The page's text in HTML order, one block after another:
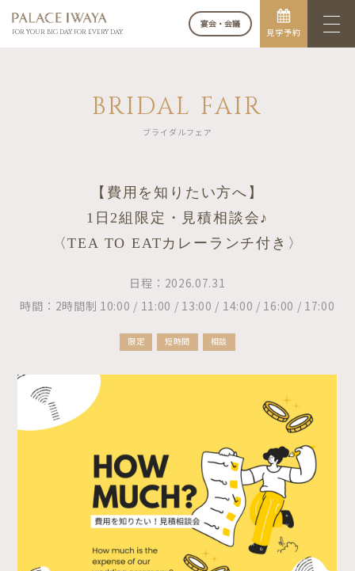
FOR YOUR BIG DAY. FOR EVERY DAY.
宴会・会議
見学予約
BRIDAL FAIR
ブライダルフェア
【費用を知りたい方へ】
1日2組限定・見積相談会♪
〈TEA TO EATカレーランチ付き〉
日程：2026.07.31
時間：2時間制 10:00 / 11:00 / 13:00 / 14:00 / 16:00 / 17:00
限定 短時間 相談